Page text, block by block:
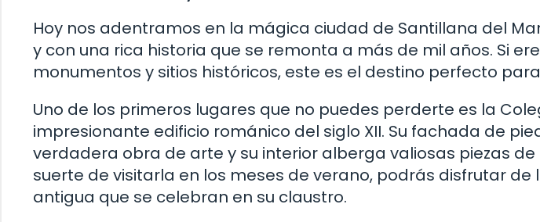
Hoy nos adentramos en la mágica ciudad de Santillana del
y con una rica historia que se remonta a más de mil años. Si
monumentos y sitios históricos, este es el destino perfecto
Uno de los primeros lugares que no puedes perderte es la
impresionante edificio románico del siglo XII. Su fachada de
verdadera obra de arte y su interior alberga valiosas piezas de
suerte de visitarla en los meses de verano, podrás disfrutar de
antigua que se celebran en su claustro.